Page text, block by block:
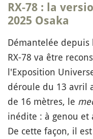
RX-78 : la
2025 Osaka
Démantelée depuis
RX-78 va être
l'Exposition
déroule du 13 avril
de 16 mètres, le
inédite : à genou et
De cette façon, il